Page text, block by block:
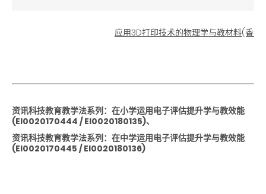
应用3D打印技术的物理学与教材料(香港
资讯科技教育教学法系列：在小学运用电子评估提升学与教效能
(EI0020170444 / EI0020180135)、
资讯科技教育教学法系列：在中学运用电子评估提升学与教效能
(EI0020170445 / EI0020180136)